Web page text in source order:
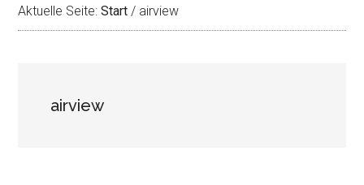
Aktuelle Seite:Start / airview
airview